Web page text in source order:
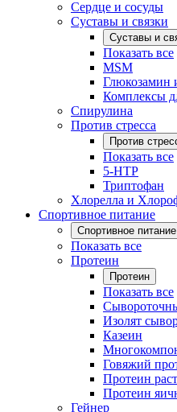
Сердце и сосуды
Суставы и связки
Суставы и
Показать все
MSM
Глюкозамин
Комплексы
Спирулина
Против стресса
Против
Показать все
5-HTP
Триптофан
Хлорелла и
Спортивное питание
Спортивное питание
Показать все
Протеин
Протеин
Показать все
Изолят
Казеин
Говяжий
Протеин
Протеин
Гейнер